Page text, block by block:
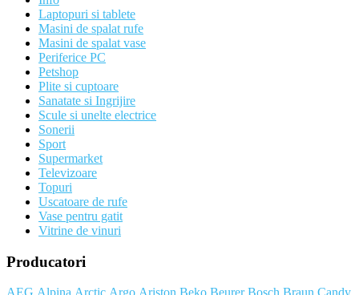
Laptopuri si tablete
Masini de spalat rufe
Masini de spalat vase
Periferice PC
Petshop
Plite si cuptoare
Sanatate si Ingrijire
Scule si unelte electrice
Sonerii
Sport
Supermarket
Televizoare
Topuri
Uscatoare de rufe
Vase pentru gatit
Vitrine de vinuri
Producatori